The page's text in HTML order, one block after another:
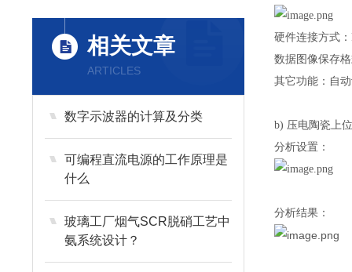
相关文章
ARTICLES
数字示波器的计算及分类
可编程直流电源的工作原理是
什么
玻璃工厂烟气SCR脱硝工艺中
氨系统设计？
硬件连接方式
数据图像保存
其它功能：自
b) 压电陶瓷上
分析设置：
分析结果：